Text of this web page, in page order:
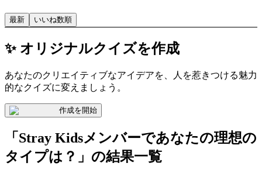
最新 いいね数順
✨ オリジナルクイズを作成
あなたのクリエイティブなアイデアを、人を惹きつける魅力
的なクイズに変えましょう。
作成を開始
「Stray Kidsメンバーであなたの理想の
タイプは？」の結果一覧